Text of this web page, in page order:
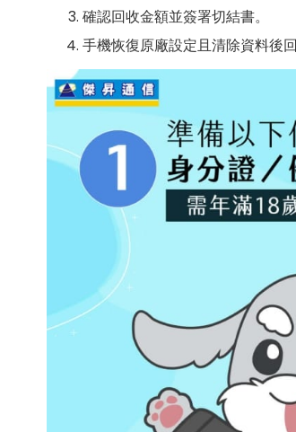
確認回收金額並簽署切結書。
手機恢復原廠設定且清除資料後回